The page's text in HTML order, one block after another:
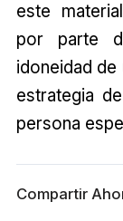
este
por parte
idoneidad
estrategia
persona
Compartir